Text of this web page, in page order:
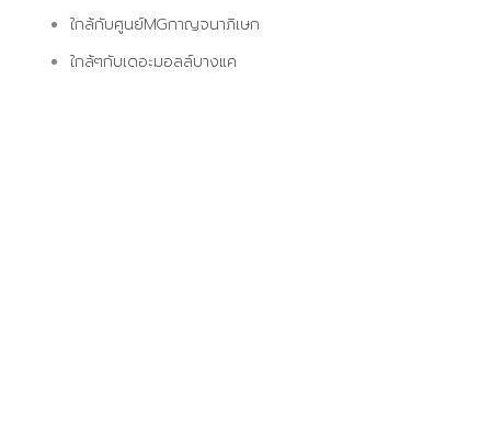
ใกล้กับศูนย์MGกาญจนาภิเษก
ใกล้ๆกับเดอะมอลล์บางแค